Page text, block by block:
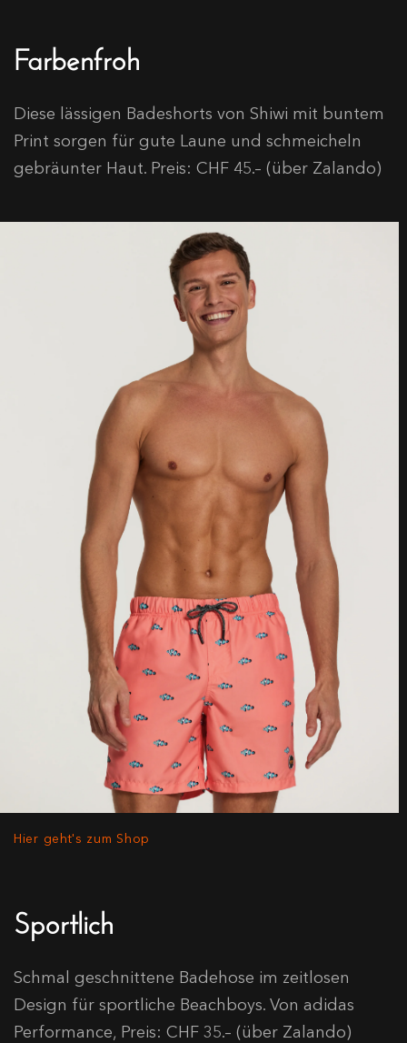
Farbenfroh
Diese lässigen Badeshorts von Shiwi mit buntem
Print sorgen für gute Laune und schmeicheln
gebräunter Haut. Preis: CHF 45.– (über Zalando)
Hier geht's zum Shop
Sportlich
Schmal geschnittene Badehose im zeitlosen
Design für sportliche Beachboys. Von adidas
Performance, Preis: CHF 35.– (über Zalando)